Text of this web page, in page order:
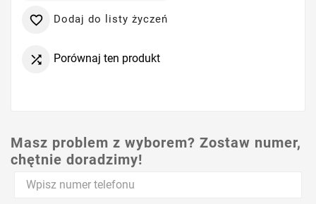
 Dodaj do listy życzeń
 Porównaj ten produkt
Masz problem z wyborem? Zostaw numer,
chętnie doradzimy!